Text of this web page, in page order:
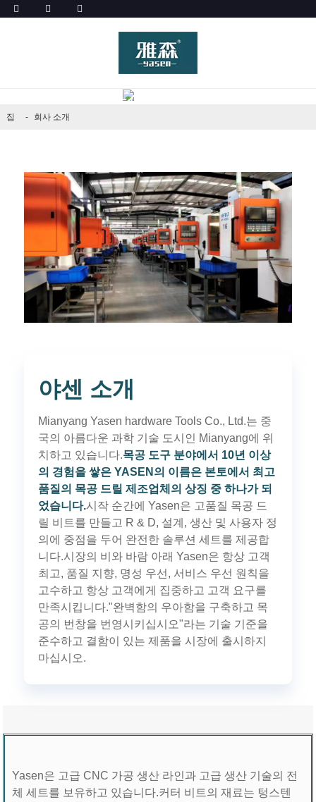
회사 소개
집 회사 소개
야센 소개
Mianyang Yasen hardware Tools Co., Ltd.는 중
국의 아름다운 과학 기술 도시인 Mianyang에 위
치하고 있습니다.목공 도구 분야에서 10년 이상
의 경험을 쌓은 YASEN의 이름은 본토에서 최고
품질의 목공 드릴 제조업체의 상징 중 하나가 되
었습니다.시작 순간에 Yasen은 고품질 목공 드
릴 비트를 만들고 R & D, 설계, 생산 및 사용자 정
의에 중점을 두어 완전한 솔루션 세트를 제공합
니다.시장의 비와 바람 아래 Yasen은 항상 고객
최고, 품질 지향, 명성 우선, 서비스 우선 원칙을
고수하고 항상 고객에게 집중하고 고객 요구를
만족시킵니다."완벽함의 우아함을 구축하고 목
공의 번창을 번영시키십시오"라는 기술 기준을
준수하고 결함이 있는 제품을 시장에 출시하지
마십시오.
Yasen은 고급 CNC 가공 생산 라인과 고급 생산 기술의 전
체 세트를 보유하고 있습니다.커터 비트의 재료는 텅스텐